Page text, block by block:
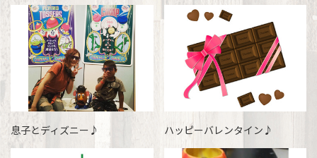
息子とディズニー♪ ハッピーバレンタイン♪